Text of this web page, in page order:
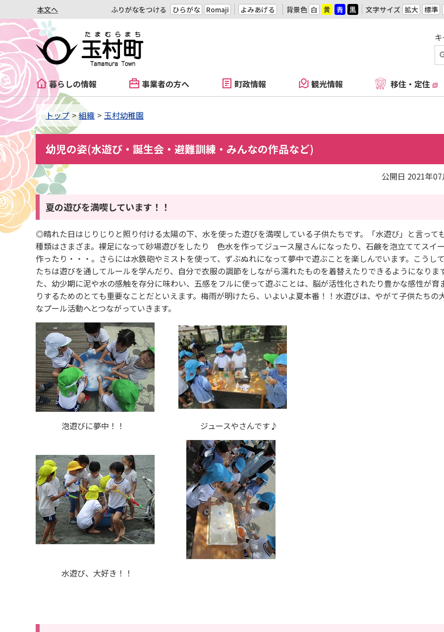
本文へ ふりがなをつける ひらがな Romaji よみあげる 背景色 白 黄 青 黒 文字サイズ 拡大 標準
暮らしの情報 事業者の方へ 町政情報 観光情報 移住・定住
トップ 組織 玉村幼稚園
幼児の姿(水遊び・誕生会・避難訓練・みんなの作品など)
公開日 2021年
夏の遊びを満喫しています！！
◎晴れた日はじりじりと照り付ける太陽の下、水を使った遊びを満喫している子供たちです。「水遊び」と言って
種類はさまざま。裸足になって砂場遊びをしたり 色水を作ってジュース屋さんになったり、石鹸を泡立ててスイ
作ったり・・・。さらには水鉄砲やミストを使って、ずぶぬれになって夢中で遊ぶことを楽しんでいます。こうし
たちは遊びを通してルールを学んだり、自分で衣服の調節をしながら濡れたものを着替えたりできるようになりま
た、幼少期に泥や水の感触を存分に味わい、五感をフルに使って遊ぶことは、脳が活性化されたり豊かな感性が育
りするためのとても重要なことだといえます。梅雨が明けたら、いよいよ夏本番！！水遊びは、やがて子供たちの
なプール活動へとつながっていきます。
泡遊びに夢中！！ ジュースやさんです♪
水遊び、大好き！！